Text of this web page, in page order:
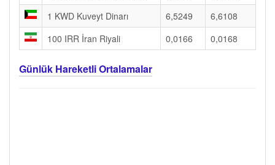
1 KWD Kuveyt Dinarı
6,5249
6,6108
100 IRR İran Riyali
0,0166 0,0168
Günlük Hareketli Ortalamalar